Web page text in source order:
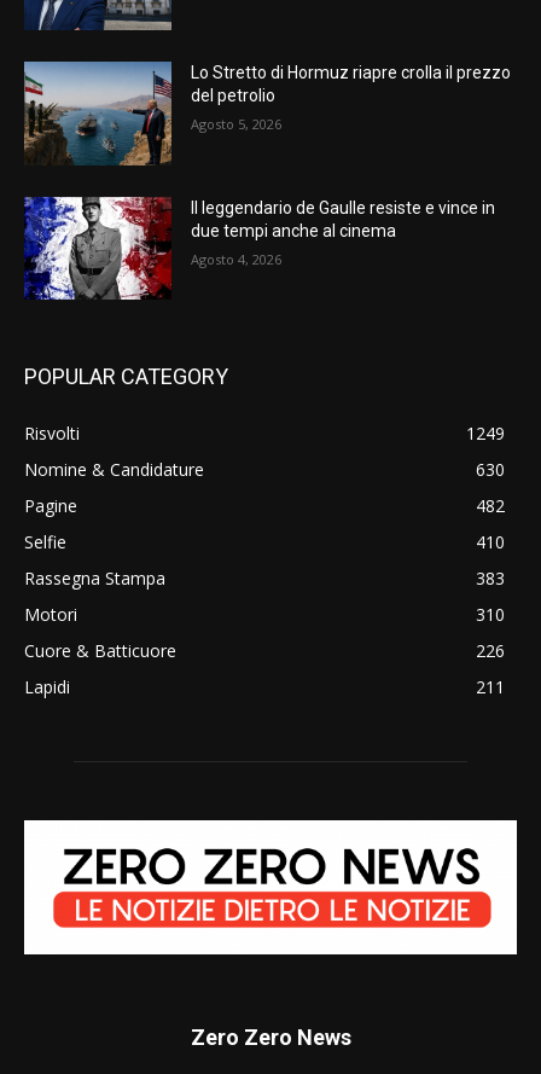
Lo Stretto di Hormuz riapre crolla il prezzo
del petrolio
Agosto 5, 2026
Il leggendario de Gaulle resiste e vince in
due tempi anche al cinema
Agosto 4, 2026
POPULAR CATEGORY
Risvolti
1249
Nomine & Candidature
630
Pagine
482
Selfie
410
Rassegna Stampa
383
Motori
310
Cuore & Batticuore
226
Lapidi
211
Zero Zero News